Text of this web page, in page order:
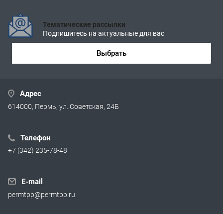
Тематические рассылки
Подпишитесь на актуальные для вас
Выбрать
Адрес
614000, Пермь, ул. Советская, 24Б
Телефон
+7 (342) 235-78-48
E-mail
permtpp@permtpp.ru